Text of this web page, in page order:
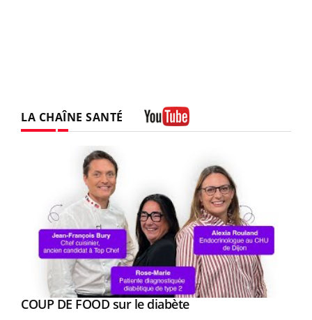
LA CHAÎNE SANTÉ
Youtube
COUP DE FOOD sur le diabèteYoutube